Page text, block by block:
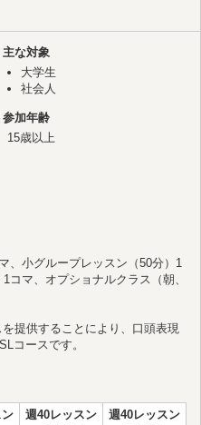
主な対象
大学生
社会人
参加年齢
15歳以上
、小グループレッスン（50分）1
コマ、オプショナルクラス（朝、
提供することにより、口頭表現
コースです。
週40レッスン
週40レッスン